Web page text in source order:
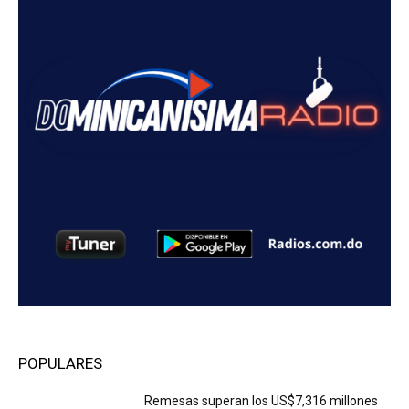
POPULARES
Remesas superan los US$7,316 millones